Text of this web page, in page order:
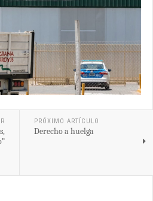
PRÓXIMO ARTÍCULO
Derecho a huelga